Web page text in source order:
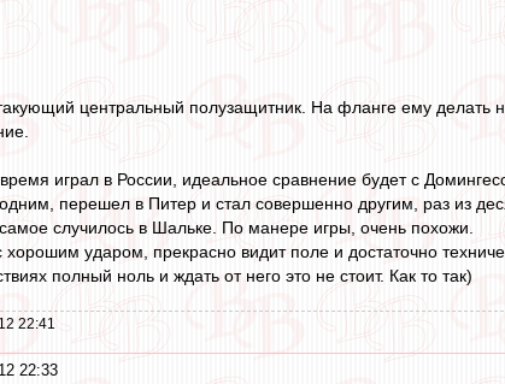
центральный полузащитник. На фланге ему делать
играл в России, идеальное сравнение будет с
перешел в Питер и стал совершенно другим, раз из
случилось в Шальке. По манере игры, очень похожи.
ударом, прекрасно видит поле и достаточно
полный ноль и ждать от него это не стоит. Как то так)
22:41
22:33